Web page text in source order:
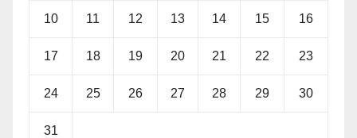
10 11 12 13 14 15 16
17 18 19 20 21 22 23
24 25 26 27 28 29 30
31